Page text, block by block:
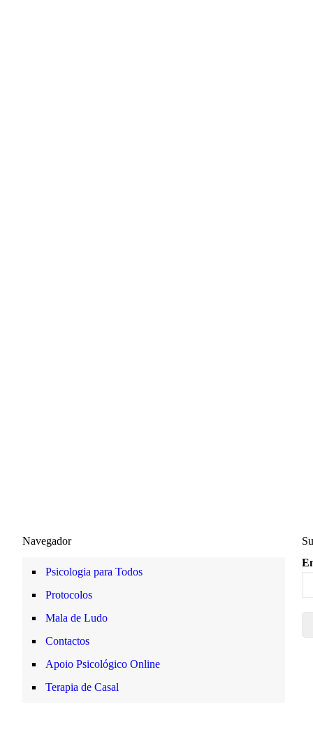
Navegador
Psicologia para Todos
Protocolos
Mala de Ludo
Contactos
Apoio Psicológico Online
Terapia de Casal